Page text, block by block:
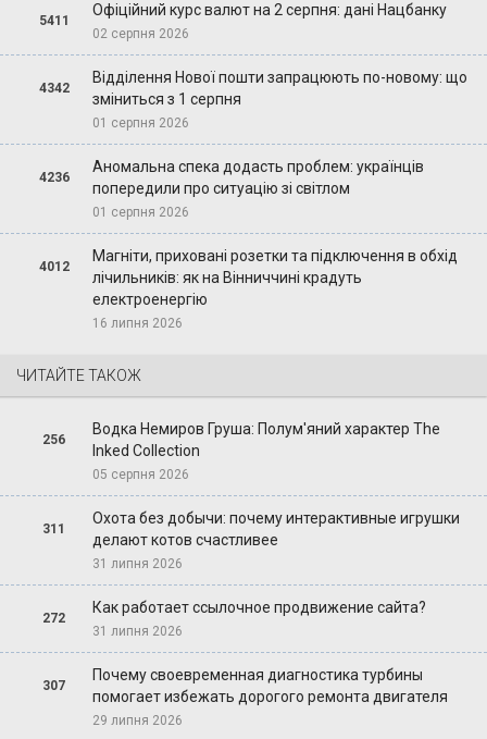
5411
Офіційний курс валют на 2 серпня: дані Нацбанку
02 серпня 2026
4342
Відділення Нової пошти запрацюють по-новому: що
зміниться з 1 серпня
01 серпня 2026
4236
Аномальна спека додасть проблем: українців
попередили про ситуацію зі світлом
01 серпня 2026
4012
Магніти, приховані розетки та підключення в обхід
лічильників: як на Вінниччині крадуть
електроенергію
16 липня 2026
ЧИТАЙТЕ ТАКОЖ
256
Водка Немиров Груша: Полум'яний характер The
Inked Collection
05 серпня 2026
311
Охота без добычи: почему интерактивные игрушки
делают котов счастливее
31 липня 2026
272
Как работает ссылочное продвижение сайта?
31 липня 2026
307
Почему своевременная диагностика турбины
помогает избежать дорогого ремонта двигателя
29 липня 2026